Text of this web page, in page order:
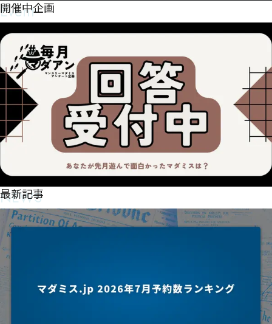
Event
開催中企画
NEWS
最新記事